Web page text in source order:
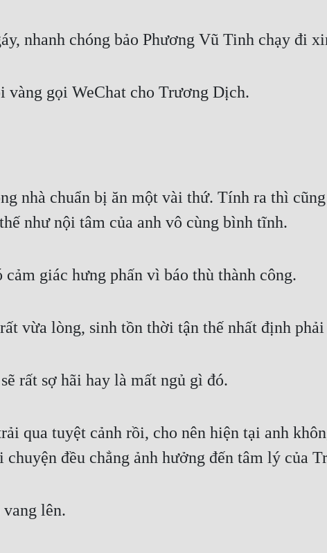
nhanh chóng bảo Phương Vũ Tinh chạy đi
vàng gọi WeChat cho Trương Dịch.
nhà chuẩn bị ăn một vài thứ. Tính ra thì
như nội tâm của anh vô cùng bình tĩnh.
giác hưng phấn vì báo thù thành công.
vừa lòng, sinh tồn thời tận thế nhất định
rất sợ hãi hay là mất ngủ gì đó.
qua tuyệt cảnh rồi, cho nên hiện tại anh
đều chẳng ảnh hưởng đến tâm lý của
lên.